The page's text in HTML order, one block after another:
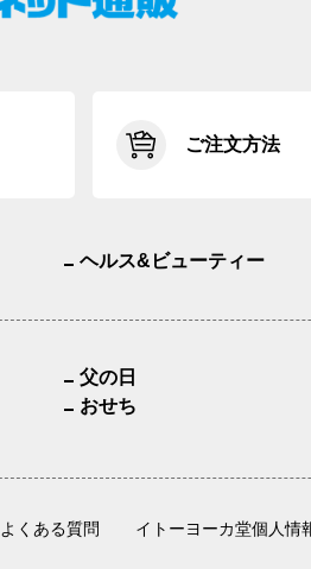
ご注文方法
ヘルス&ビューティー
父の日
おせち
よくある質問 イトーヨーカ堂個人情